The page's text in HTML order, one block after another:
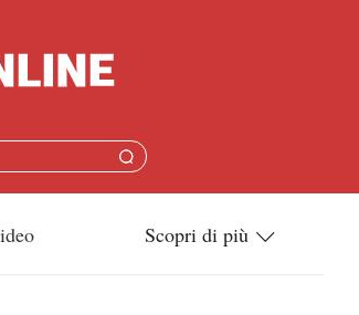
Scopri di più